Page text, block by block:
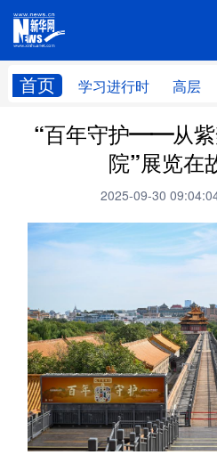
首页 学习进行时 高层
网站
学习进行时 高层
财经
科技 科创
访谈 视频
法律 中央文件
食品 人居
学术中国 乡村振兴
“百年守护——从紫
院”展览在
2025-09-30